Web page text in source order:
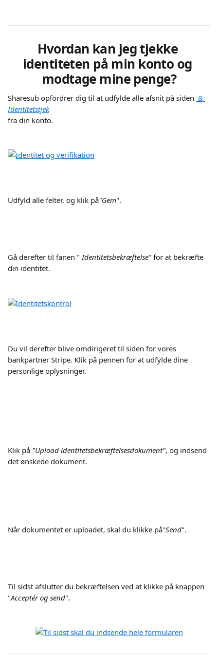
Hvordan kan jeg tjekke
identiteten på min konto og
modtage mine penge?
Sharesub opfordrer dig til at udfylde alle afsnit på siden &
Identitetstjek
fra din konto.
Udfyld alle felter, og klik på"Gem".
Gå derefter til fanen " Identitetsbekræftelse" for at bekræfte
din identitet.
Du vil derefter blive omdirigeret til siden for vores
bankpartner Stripe. Klik på pennen for at udfylde dine
personlige oplysninger.
Klik på "Upload identitetsbekræftelsesdokument", og indsend
det ønskede dokument.
Når dokumentet er uploadet, skal du klikke på"Send".
Til sidst afslutter du bekræftelsen ved at klikke på knappen
"Acceptér og send".